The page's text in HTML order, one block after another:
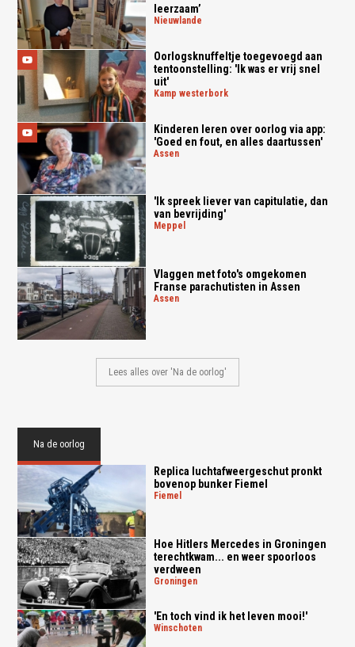
leerzaam’
nieuwlande
Oorlogsknuffeltje toegevoegd aan
tentoonstelling: 'Ik was er vrij snel
uit'
kamp westerbork
Kinderen leren over oorlog via app:
'Goed en fout, en alles daartussen'
assen
'Ik spreek liever van capitulatie, dan
van bevrijding'
meppel
Vlaggen met foto's omgekomen
Franse parachutisten in Assen
assen
Lees alles over 'Na de oorlog'
Na de oorlog
Replica luchtafweergeschut pronkt
bovenop bunker Fiemel
fiemel
Hoe Hitlers Mercedes in Groningen
terechtkwam... en weer spoorloos
verdween
groningen
'En toch vind ik het leven mooi!'
winschoten